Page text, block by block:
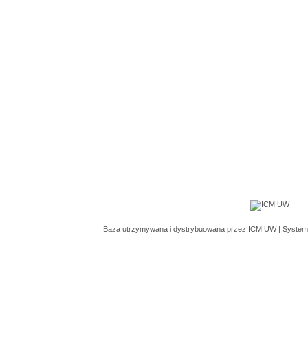
Baza utrzymywana i dystrybuowana przez ICM UW |